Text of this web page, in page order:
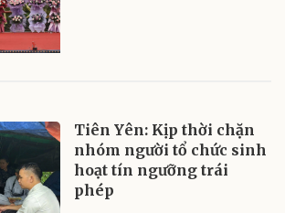
Tiên Yên: Kịp thời chặn
nhóm người tổ chức sinh
hoạt tín ngưỡng trái
phép